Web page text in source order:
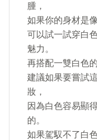
腫，
如果你的身材是
可以試一試穿白
魅力。
再搭配一雙白色
建議如果要嘗試
妝，
因為白色容易顯
的。
如果駕馭不了白